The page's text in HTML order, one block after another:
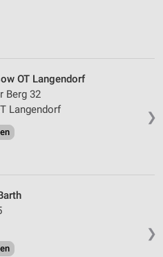
❯
OT Langendorf
Berg 32
Langendorf
❯